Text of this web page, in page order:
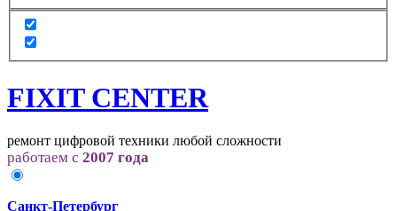
FIXIT CENTER
ремонт цифровой техники любой сложности
работаем с 2007 года
Санкт-Петербург